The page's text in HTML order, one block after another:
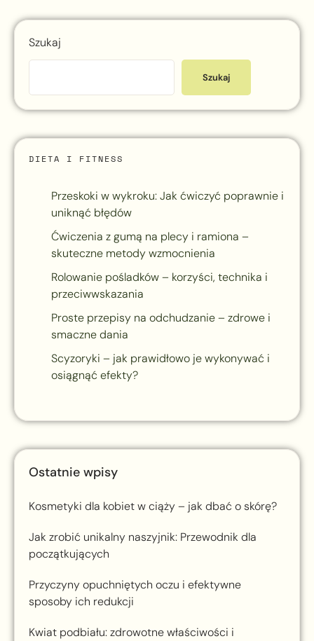
Szukaj
Szukaj
DIETA I FITNESS
Przeskoki w wykroku: Jak ćwiczyć poprawnie i
uniknąć błędów
Ćwiczenia z gumą na plecy i ramiona –
skuteczne metody wzmocnienia
Rolowanie pośladków – korzyści, technika i
przeciwwskazania
Proste przepisy na odchudzanie – zdrowe i
smaczne dania
Scyzoryki – jak prawidłowo je wykonywać i
osiągnąć efekty?
Ostatnie wpisy
Kosmetyki dla kobiet w ciąży – jak dbać o skórę?
Jak zrobić unikalny naszyjnik: Przewodnik dla
początkujących
Przyczyny opuchniętych oczu i efektywne
sposoby ich redukcji
Kwiat podbiału: zdrowotne właściwości i